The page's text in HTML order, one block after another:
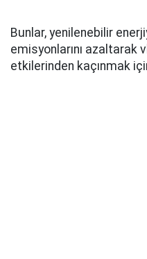
Bunlar, yenilenebilir
emisyonlarını azaltarak
etkilerinden kaçınmak